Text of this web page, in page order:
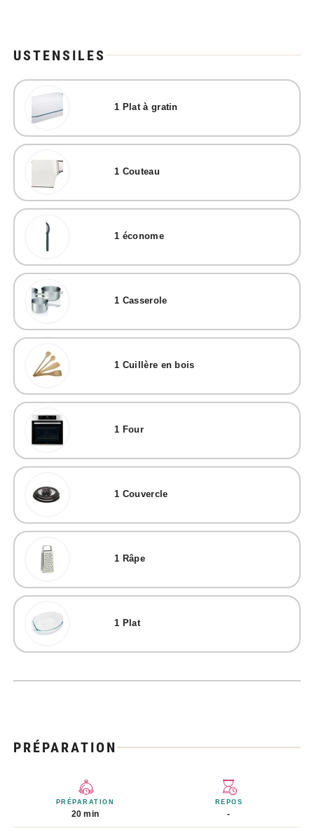
USTENSILES
1 Plat à gratin
1 Couteau
1 économe
1 Casserole
1 Cuillère en bois
1 Four
1 Couvercle
1 Râpe
1 Plat
PRÉPARATION
PRÉPARATION
20 min
REPOS
-